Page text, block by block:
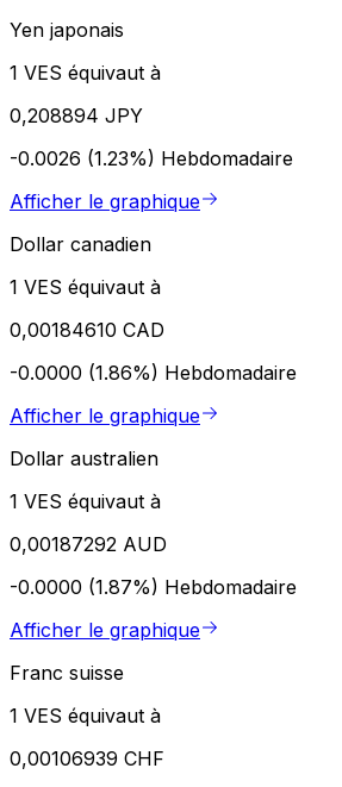
Yen japonais
1 VES équivaut à
0,208894 JPY
-0.0026 (1.23%) Hebdomadaire
Afficher le graphique
Dollar canadien
1 VES équivaut à
0,00184610 CAD
-0.0000 (1.86%) Hebdomadaire
Afficher le graphique
Dollar australien
1 VES équivaut à
0,00187292 AUD
-0.0000 (1.87%) Hebdomadaire
Afficher le graphique
Franc suisse
1 VES équivaut à
0,00106939 CHF